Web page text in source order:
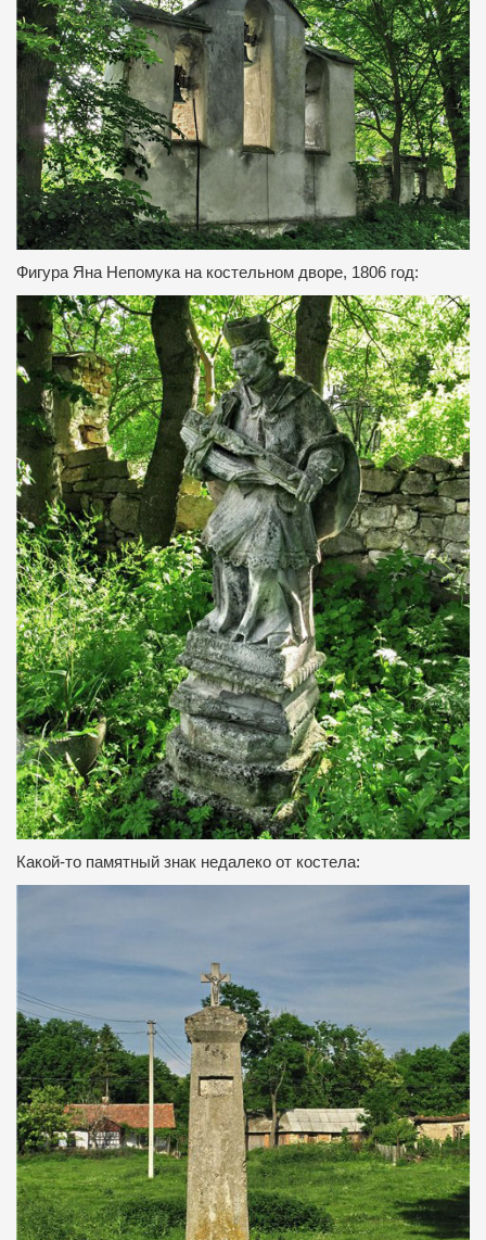
Фигура Яна Непомука на костельном дворе, 1806 год:
Какой-то памятный знак недалеко от костела: